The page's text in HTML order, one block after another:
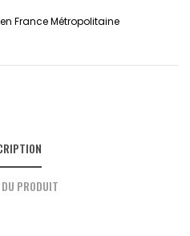
France Métropolitaine
PRODUIT